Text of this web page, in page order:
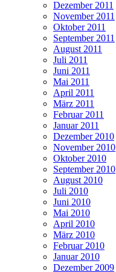
Dezember 2011
November 2011
Oktober 2011
September 2011
August 2011
Juli 2011
Juni 2011
Mai 2011
April 2011
März 2011
Februar 2011
Januar 2011
Dezember 2010
November 2010
Oktober 2010
September 2010
August 2010
Juli 2010
Juni 2010
Mai 2010
April 2010
März 2010
Februar 2010
Januar 2010
Dezember 2009